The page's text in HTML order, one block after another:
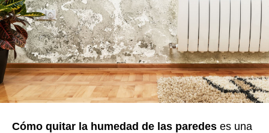
Cómo quitar la humedad de las paredes es una